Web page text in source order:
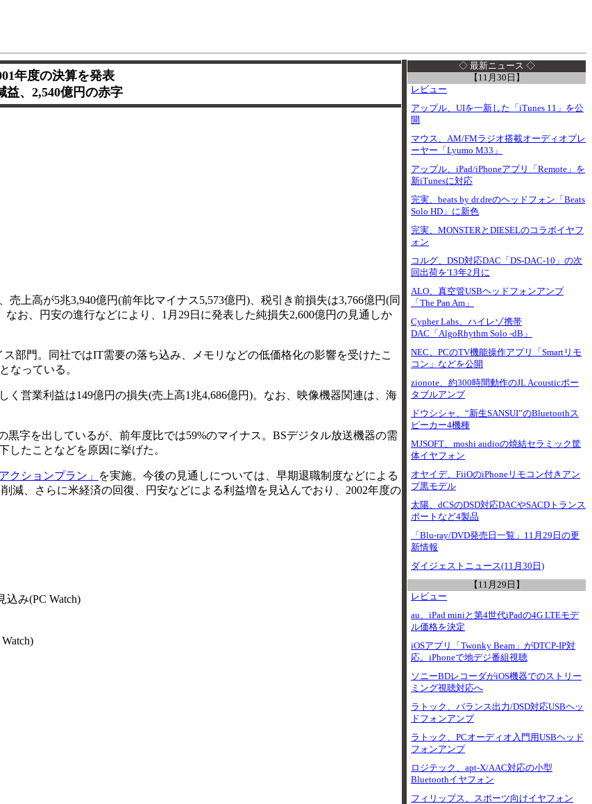
年度の決算を発表
、2,540億円の赤字
上高が5兆3,940億円(前年比マイナス5,573億円)、税引き前損失は3,766億円(同
お、円安の進行などにより、1月29日に発表した純損失2,600億円の見通しか
部門。同社ではIT需要の落ち込み、メモリなどの低価格化の影響を受けたこ
なっている。
営業利益は149億円の損失(売上高1兆4,686億円)。なお、映像機器関連は、海
字を出しているが、前年度比では59%のマイナス。BSデジタル放送機器の需
したことなどを原因に挙げた。
アクションプラン」
を実施。今後の見通しについては、早期退職制度などによる
減、さらに米経済の回復、円安などによる利益増を見込んでおり、2002年度の
込み(PC Watch)
◇ 最新ニュース ◇
【11月30日】
レビュー
アップル、UIを一新した「iTunes 11」を公
開
マウス、AM/FMラジオ搭載オーディオプレ
ーヤー「Lyumo M33」
アップル、iPad/iPhoneアプリ「Remote」を
新iTunesに対応
完実、beats by dr.dreのヘッドフォン「Beats
Solo HD」に新色
完実、MONSTERとDIESELのコラボイヤフ
ォン
コルグ、DSD対応DAC「DS-DAC-10」の次
回出荷を'13年2月に
ALO、真空管USBヘッドフォンアンプ
「The Pan Am」
Cypher Labs、ハイレゾ携帯
DAC「AlgoRhythm Solo -dB」
NEC、PCのTV機能操作アプリ「Smartリモ
コン」などを公開
zionote、約300時間動作のJL Acousticポー
タブルアンプ
ドウシシャ、“新生SANSUI”のBluetoothス
ピーカー4機種
MJSOFT、moshi audioの焼結セラミック筐
体イヤフォン
オヤイデ、FiiOのiPhoneリモコン付きアン
プ黒モデル
太陽、dCSのDSD対応DACやSACDトランス
ポートなど4製品
「Blu-ray/DVD発売日一覧」11月29日の更
新情報
ダイジェストニュース(11月30日)
【11月29日】
レビュー
au、iPad miniと第4世代iPadの4G LTEモデ
ル価格を決定
iOSアプリ「Twonky Beam」がDTCP-IP対
応。iPhoneで地デジ番組視聴
ソニーBDレコーダがiOS機器でのストリー
ミング視聴対応へ
ラトック、バランス出力/DSD対応USBヘッ
ドフォンアンプ
ラトック、PCオーディオ入門用USBヘッド
フォンアンプ
ロジテック、apt-X/AAC対応の小型
Bluetoothイヤフォン
フィリップス、スポーツ向けイヤフォン